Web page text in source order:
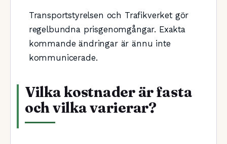
Transportstyrelsen och Trafikverket gör
regelbundna prisgenomgångar. Exakta
kommande ändringar är ännu inte
kommunicerade.
Vilka kostnader är fasta
och vilka varierar?